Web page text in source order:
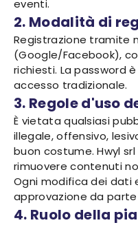
eventi.
2. Modalità di
Registrazione tramite
(Google/Facebook),
richiesti. La password
accesso tradizionale.
3. Regole d'uso
È vietata qualsiasi
illegale, offensivo,
buon costume. Hwyl
rimuovere contenuti
Ogni modifica dei dati
approvazione da
4. Ruolo della